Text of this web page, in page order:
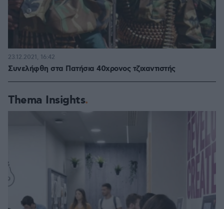
Συνελήφθη στα Πατήσια 40χρονος τζιχαντιστής
23.12.2021, 16:42
Thema Insights